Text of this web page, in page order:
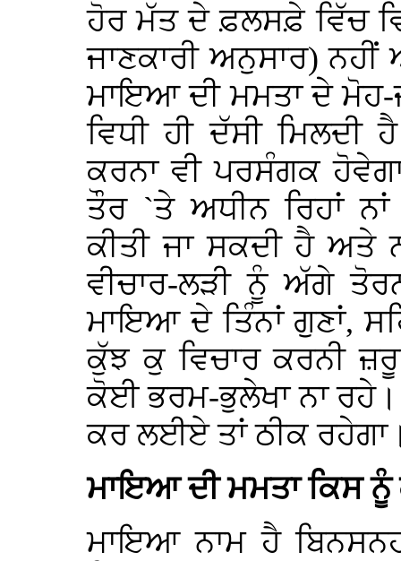
ਹੋਰ ਮੱਤ ਦੇ ਫ਼ਲਸਫ਼ੇ ਵਿੱਚ
ਜਾਣਕਾਰੀ ਅਨੁਸਾਰ) ਨਹੀਂ
ਮਾਇਆ ਦੀ ਮਮਤਾ ਦੇ
ਵਿਧੀ ਹੀ ਦੱਸੀ
ਕਰਨਾ ਵੀ ਪਰਸੰਗਕ
ਤੌਰ `ਤੇ ਅਧੀਨ ਰਿਹਾਂ ਨਾਂ
ਕੀਤੀ ਜਾ ਸਕਦੀ ਹੈ ਅਤੇ
ਵੀਚਾਰ-ਲੜੀ ਨੂੰ ਅੱਗੇ
ਮਾਇਆ ਦੇ ਤਿੰਨਾਂ ਗੁਣਾਂ,
ਕੁੱਝ ਕੁ ਵਿਚਾਰ ਕਰਨੀ
ਕੋਈ ਭਰਮ-ਭੁਲੇਖਾ ਨਾ
ਕਰ ਲਈਏ ਤਾਂ ਠੀਕ
ਮਾਇਆ ਦੀ ਮਮਤਾ ਕਿਸ ਨੂੰ
ਮਾਇਆ ਨਾਮ ਹੈ